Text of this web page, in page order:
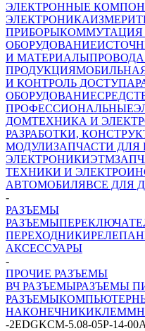
ЭЛЕКТРОННЫЕ
ЭЛЕКТРОНИКА
ПРИБОРЫКОММУТАЦИЯ
ОБОРУДОВАНИЕ
И МАТЕРИАЛЫ
ПРОДУКЦИЯ
И КОНТРОЛЬ ДОСТУПА
ОБОРУДОВАНИЕ
ПРОФЕССИОНАЛЬНЫЕ
ДОМТЕХНИКА И
РАЗРАБОТКИ,
МОДУЛИЗАПЧАСТИ ДЛЯ
ЭЛЕКТРОНИКИЭТМ
ТЕХНИКИ И
АВТОМОБИЛЯВСЕ ДЛЯ
-
РАЗЪЕМЫ
РАЗЪЕМЫ
ПЕРЕХОДНИКИРЕЛЕ
АКСЕССУАРЫ
-
ПРОЧИЕ РАЗЪЕМЫ
ВЧ РАЗЪЕМЫРАЗЪЕМЫ
РАЗЪЕМЫ
НАКОНЕЧНИКИ
-2EDGKCM-5.08-05P-14-